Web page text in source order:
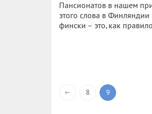
Пансионатов в нашем
этого слова в Финляндии
фински – это, как
8 9